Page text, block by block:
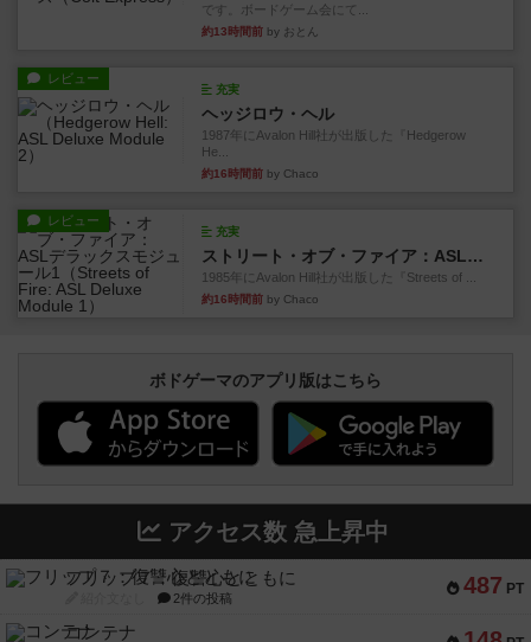
です。ボードゲーム会にて...
約13時間前 by おとん
レビュー
充実
ヘッジロウ・ヘル
1987年にAvalon Hill社が出版した『Hedgerow
He...
約16時間前 by Chaco
レビュー
充実
ストリート・オブ・ファイア：ASLデラックスモジュール1
1985年にAvalon Hill社が出版した『Streets of ...
約16時間前 by Chaco
ボドゲーマのアプリ版はこちら
アクセス数 急上昇中
487 PT
フリップ７：復讐心とともに
2件の投稿
コンテナ